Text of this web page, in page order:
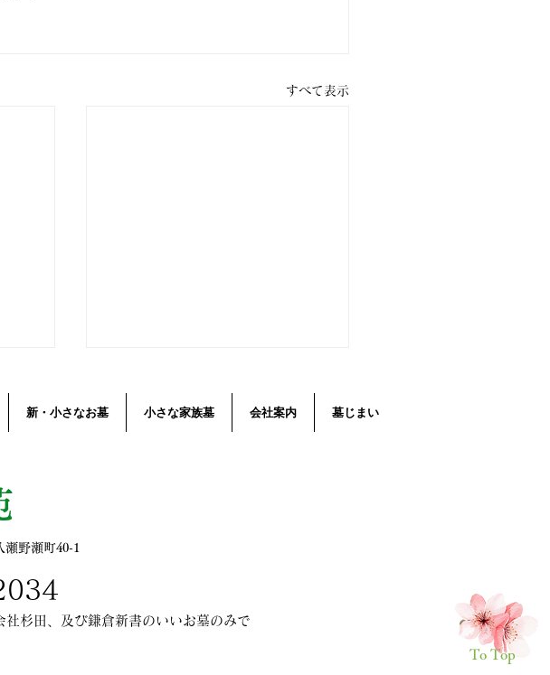
すべて表示
い
To Top
新・小さなお墓 小さな家族墓 会社案内 墓じまい
野瀬町40-1
杉田、及び鎌倉新書のいいお墓のみで